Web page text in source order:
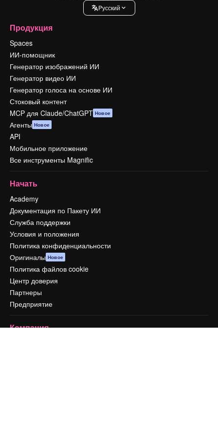
Pусский
Продукция
Spaces
ИИ-помощник
Генератор изображений ИИ
Генератор видео ИИ
Генератор голоса на основе ИИ
Стоковый контент
MCP для Claude/ChatGPT Новое
Агенты Новое
API
Мобильное приложение
Все инструменты Magnific
Начать
Academy
Документация по Пакету ИИ
Служба поддержки
Условия и положения
Политика конфиденциальности
Оригиналы Новое
Политика файлов cookie
Центр доверия
Партнеры
Предприятие
Компания